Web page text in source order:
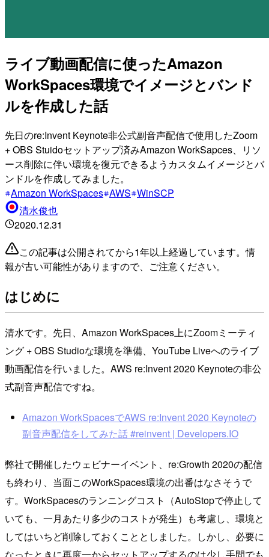
ライブ動画配信に使ったAmazon
WorkSpaces環境でイメージとバンド
ルを作成した話
先日のre:Invent Keynote非公式副音声配信で使用したZoom
+ OBS Stuidoセットアップ済みAmazon WorkSapces、リソ
ース削除に伴い環境を復元できるようカスタムイメージとバ
ンドルを作成してみました。
Amazon WorkSpaces AWS WinSCP
清水俊也
2020.12.31
この記事は公開されてから1年以上経過しています。情
報が古い可能性がありますので、ご注意ください。
はじめに
清水です。先日、Amazon WorkSpaces上にZoomミーティ
ング + OBS Studioな環境を準備、YouTube Liveへのライブ
動画配信を行いました。AWS re:Invent 2020 Keynoteの非公
式副音声配信ですね。
Amazon WorkSpacesでAWS re:Invent 2020 Keynoteの
副音声配信をしてみた話 #reinvent | Developers.IO
弊社で開催したウェビナーイベント、re:Growth 2020の配信
も終わり、当面このWorkSpaces環境の出番はなさそうで
す。WorkSpacesのランニングコスト（AutoStopで停止して
いても、一月あたり多少のコストが発生）も考慮し、環境と
してはいちど削除しておくこととしました。しかし、必要に
なったときに再度一からセットアップするのは少し手間でも